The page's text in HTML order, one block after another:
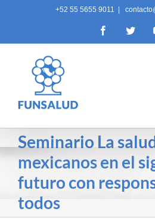
+52 55 5655 9011
Facebook
Seminario La
mexicanos en el
futuro con
todos